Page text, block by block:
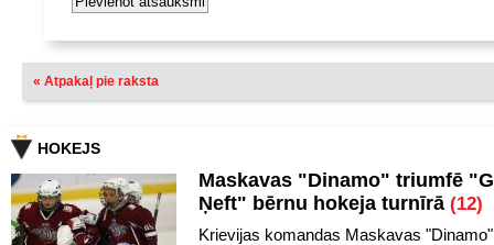
« Atpakaļ pie raksta
HOKEJS
Maskavas "Dinamo" triumfē
Ņeft" bērnu hokeja turnīrā (12)
Krievijas komandas Maskavas